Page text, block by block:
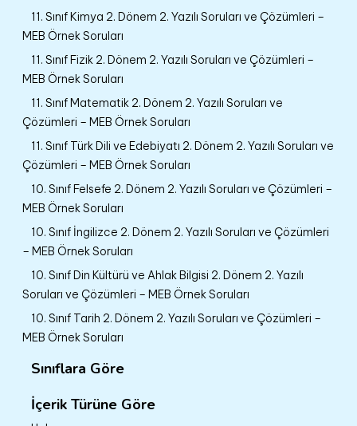
11. Sınıf Kimya 2. Dönem 2. Yazılı Soruları ve Çözümleri –
MEB Örnek Soruları
11. Sınıf Fizik 2. Dönem 2. Yazılı Soruları ve Çözümleri –
MEB Örnek Soruları
11. Sınıf Matematik 2. Dönem 2. Yazılı Soruları ve
Çözümleri – MEB Örnek Soruları
11. Sınıf Türk Dili ve Edebiyatı 2. Dönem 2. Yazılı Soruları ve
Çözümleri – MEB Örnek Soruları
10. Sınıf Felsefe 2. Dönem 2. Yazılı Soruları ve Çözümleri –
MEB Örnek Soruları
10. Sınıf İngilizce 2. Dönem 2. Yazılı Soruları ve Çözümleri
– MEB Örnek Soruları
10. Sınıf Din Kültürü ve Ahlak Bilgisi 2. Dönem 2. Yazılı
Soruları ve Çözümleri – MEB Örnek Soruları
10. Sınıf Tarih 2. Dönem 2. Yazılı Soruları ve Çözümleri –
MEB Örnek Soruları
Sınıflara Göre
İçerik Türüne Göre